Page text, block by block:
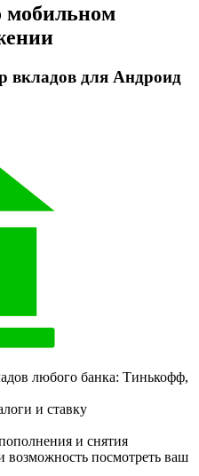
мобильном
вкладов для Андроид
любого банка: Тинькофф,
и ставку
и снятия
посмотреть ваш